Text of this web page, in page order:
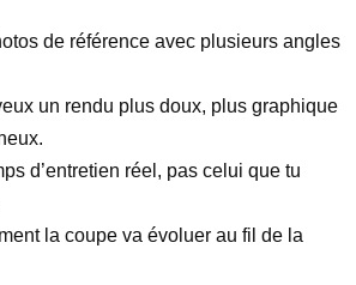
de référence avec plusieurs angles
un rendu plus doux, plus graphique
d’entretien réel, pas celui que tu
la coupe va évoluer au fil de la